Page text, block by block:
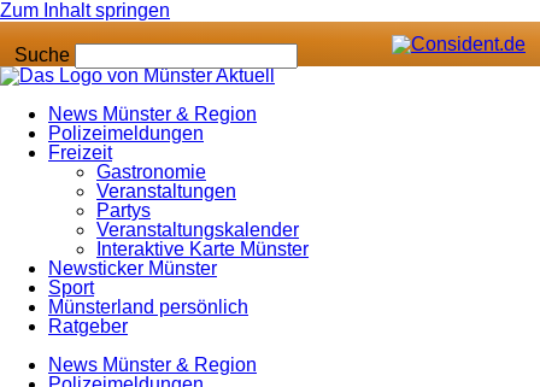
Zum Inhalt springen
Suche
News Münster & Region
Polizeimeldungen
Freizeit
Gastronomie
Veranstaltungen
Partys
Veranstaltungskalender
Interaktive Karte Münster
Newsticker Münster
Sport
Münsterland persönlich
Ratgeber
News Münster & Region